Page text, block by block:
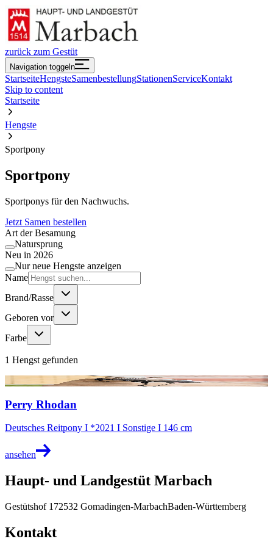
zurück zum Gestüt
Navigation toggeln
StartseiteHengsteSamenbestellungStationenServiceKontakt
Skip to content
Startseite
Hengste
Sportpony
Sportpony
Sportponys für den Nachwuchs.
Jetzt Samen bestellen
Art der Besamung
Natursprung
Neu in 2026
Nur neue Hengste anzeigen
Name
Brand/Rasse
Geboren vor
Farbe
1 Hengst gefunden
@Stephan Kube
Perry Rhodan
Deutsches Reitpony I *2021 I Sonstige I 146 cm
ansehen
Haupt- und Landgestüt Marbach
Gestütshof 1 72532 Gomadingen-MarbachBaden-Württemberg
Kontakt